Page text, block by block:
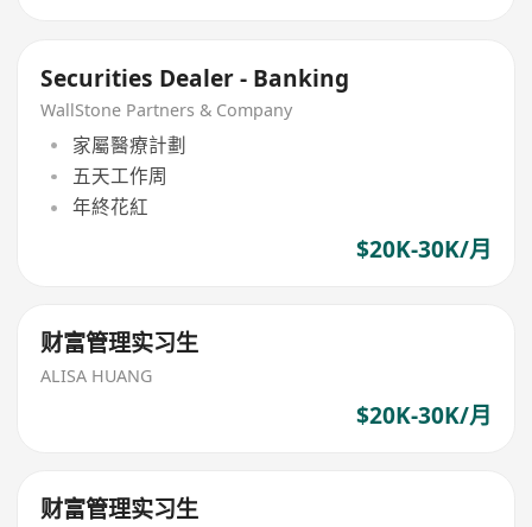
Securities Dealer - Banking
WallStone Partners & Company
家屬醫療計劃
五天工作周
年終花紅
$20K-30K/月
财富管理实习生
ALISA HUANG
$20K-30K/月
财富管理实习生